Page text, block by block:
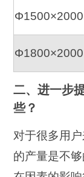
Φ1500×2000
Φ1800×2000
二、进一步
些？
对于很多用
的产量是不